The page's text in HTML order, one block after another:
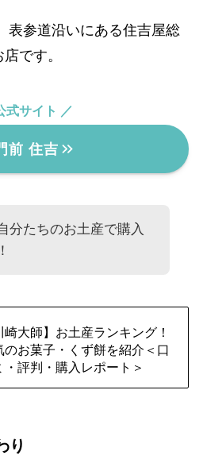
表参道沿いにある住吉屋総
です。
式サイト ／
前 住吉
分たちのお土産で購入
崎大師】お土産ランキング！
のお菓子・くず餅を紹介＜口
・評判・購入レポート＞
り